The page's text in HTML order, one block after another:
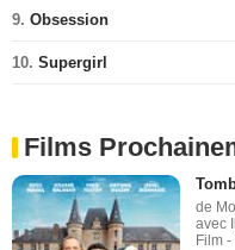
9. Obsession
10. Supergirl
Films
de
avec
Film